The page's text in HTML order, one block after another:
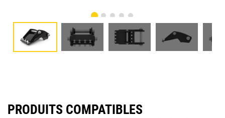
PRODUITS COMPATIBLES